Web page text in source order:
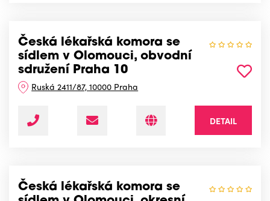
Česká lékařská komora se
sídlem v Olomouci, obvodní
sdružení Praha 10
Ruská 2411/87, 10000 Praha
DETAIL
Česká lékařská komora se